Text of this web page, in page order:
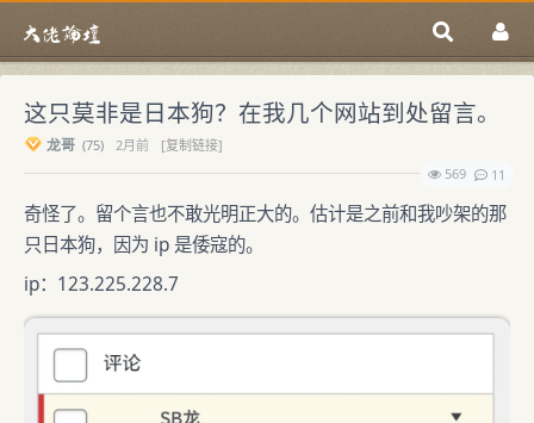
这只莫非是日本狗？在我几个网站到处留言。
龙哥 (75) 2月前
[复制链接]
569
11
奇怪了。留个言也不敢光明正大的。估计是之前和我吵架的那
只日本狗，因为 ip 是倭寇的。
ip：123.225.228.7